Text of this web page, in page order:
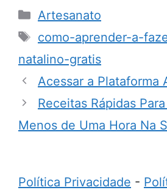
Categorias
Artesanato
Tags
como-aprender-a-
natalino-gratis
Acessar a Plataforma
Receitas Rápidas
Menos de Uma Hora Na
Política Privacidade -